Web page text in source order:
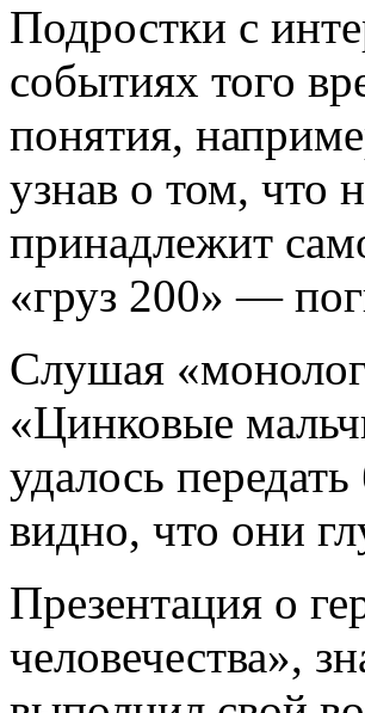
Подростки с
событиях того
понятия,
узнав о том, что
принадлежит
«груз 200» —
Слушая
«Цинковые
удалось
видно, что они
Презентация о
человечества»,